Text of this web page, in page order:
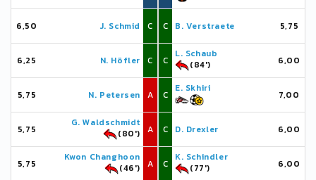
6,50 J. Schmid C
6,25 N. Höfler C
5,75 N. Petersen A
5,75
G. Waldschmidt
(80')
A
5,75
Kwon Changhoon
(46')
A
C B. Verstraete 5,75
C
L. Schaub
(84')
6,00
C
E. Skhiri
7,00
C D. Drexler 6,00
C
K. Schindler
(77')
6,00